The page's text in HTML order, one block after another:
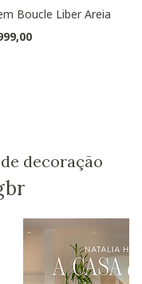
Boucle Liber Areia
decoração